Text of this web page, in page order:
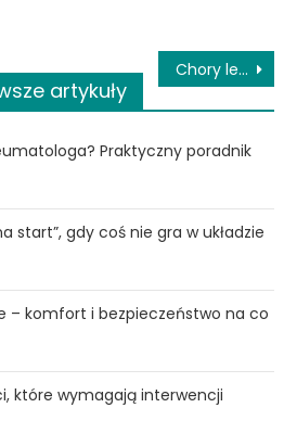
Chory leżący i niesamodzielny – profilaktyka antyodleżynowa
artykuły
Praktyczny poradnik
start”, gdy coś nie gra w układzie
– komfort i bezpieczeństwo na co
które wymagają interwencji